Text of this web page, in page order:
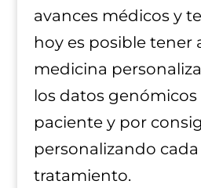
avances médicos y
hoy es posible tener
medicina
los datos genómicos
paciente y por
personalizando
tratamiento.